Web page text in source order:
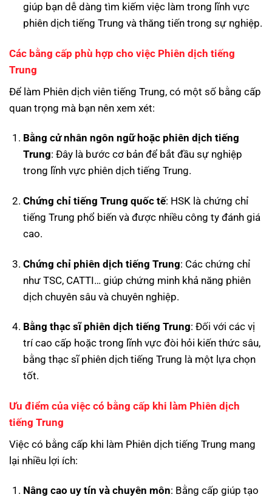
giúp bạn dễ dàng tìm kiếm việc làm trong lĩnh vực
phiên dịch tiếng Trung và thăng tiến trong sự nghiệp.
Các bằng cấp phù hợp cho việc Phiên dịch tiếng
Trung
Để làm Phiên dịch viên tiếng Trung, có một số bằng cấp
quan trọng mà bạn nên xem xét:
Bằng cử nhân ngôn ngữ hoặc phiên dịch tiếng
Trung: Đây là bước cơ bản để bắt đầu sự nghiệp
trong lĩnh vực phiên dịch tiếng Trung.
Chứng chỉ tiếng Trung quốc tế: HSK là chứng chỉ
tiếng Trung phổ biến và được nhiều công ty đánh giá
cao.
Chứng chỉ phiên dịch tiếng Trung: Các chứng chỉ
như TSC, CATTI… giúp chứng minh khả năng phiên
dịch chuyên sâu và chuyên nghiệp.
Bằng thạc sĩ phiên dịch tiếng Trung: Đối với các vị
trí cao cấp hoặc trong lĩnh vực đòi hỏi kiến thức sâu,
bằng thạc sĩ phiên dịch tiếng Trung là một lựa chọn
tốt.
Ưu điểm của việc có bằng cấp khi làm Phiên dịch
tiếng Trung
Việc có bằng cấp khi làm Phiên dịch tiếng Trung mang
lại nhiều lợi ích:
Nâng cao uy tín và chuyên môn: Bằng cấp giúp tạo